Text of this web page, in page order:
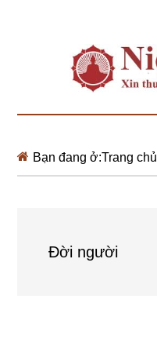
Bạn đang ở:Trang chủ
Đời người